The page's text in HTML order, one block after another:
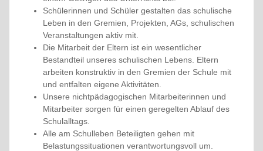
Schülerinnen und Schüler gestalten das schulische
Leben in den Gremien, Projekten, AGs, schulischen
Veranstaltungen aktiv mit.
Die Mitarbeit der Eltern ist ein wesentlicher
Bestandteil unseres schulischen Lebens. Eltern
arbeiten konstruktiv in den Gremien der Schule mit
und entfalten eigene Aktivitäten.
Unsere nichtpädagogischen Mitarbeiterinnen und
Mitarbeiter sorgen für einen geregelten Ablauf des
Schulalltags.
Alle am Schulleben Beteiligten gehen mit
Belastungssituationen verantwortungsvoll um.